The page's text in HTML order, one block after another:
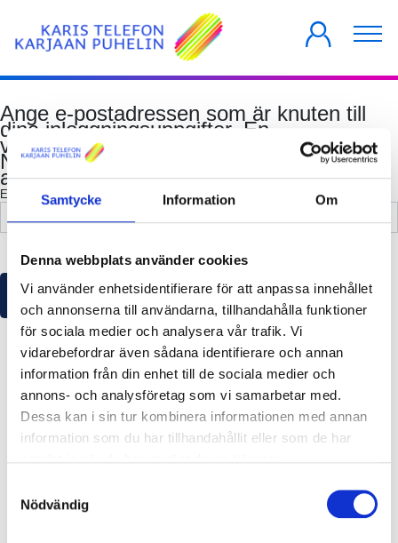
Samtycke Information Om
Denna webbplats använder cookies
Vi använder enhetsidentifierare för att anpassa innehållet
och annonserna till användarna, tillhandahålla funktioner
för sociala medier och analysera vår trafik. Vi
vidarebefordrar även sådana identifierare och annan
information från din enhet till de sociala medier och
annons- och analysföretag som vi samarbetar med.
Dessa kan i sin tur kombinera informationen med annan
information som du har tillhandahållit eller som de har
Nödvändig
FÖRETAG
Ange e-postadressen som är knuten till
dina inloggningsuppgifter. En
verifieringskod kommer att skickas till dig.
När du fått verifieringskoden kommer du
att ha möjlighet att återställa ditt lösenord.
E-postadress*
Spara